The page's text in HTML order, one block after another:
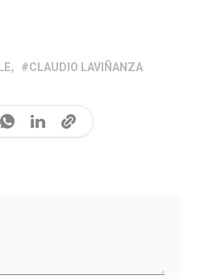
CLAUDIO LAVIÑANZA